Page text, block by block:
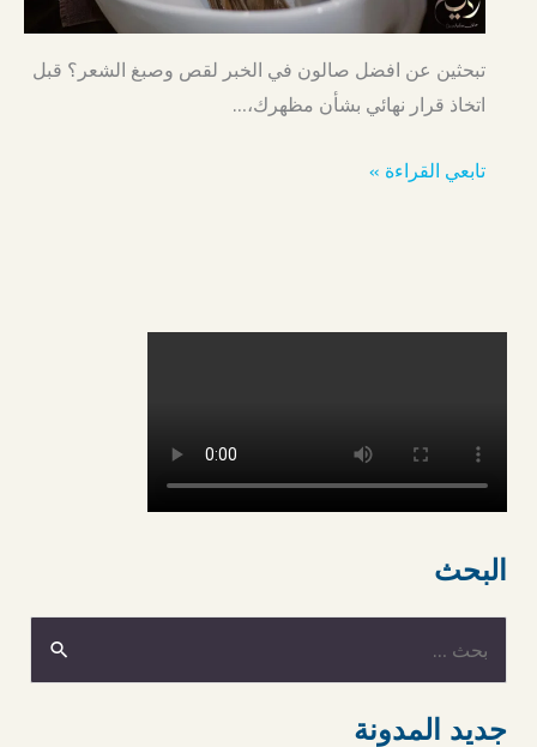
تبحثين عن افضل صالون في الخبر لقص وصبغ الشعر؟ قبل
اتخاذ قرار نهائي بشأن مظهرك،…
تابعي القراءة »
البحث
ل
بجديد المدونة